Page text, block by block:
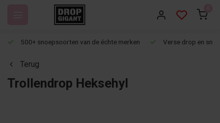
500+ snoepsoorten van de échte merken Verse drop en
Terug
Trollendrop Heksehyl